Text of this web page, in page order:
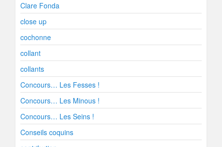
Clare Fonda
close up
cochonne
collant
collants
Concours… Les Fesses !
Concours… Les Minous !
Concours… Les Seins !
Conseils coquins